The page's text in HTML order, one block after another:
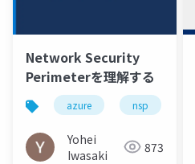
Network Security
Perimeterを理解する
azure nsp
Yohei
Iwasaki
873